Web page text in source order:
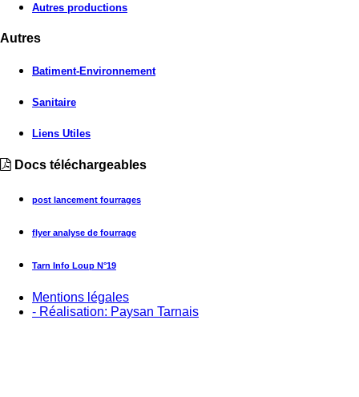
Autres productions
Autres
Batiment-Environnement
Sanitaire
Liens Utiles
Docs téléchargeables
post lancement fourrages
flyer analyse de fourrage
Tarn Info Loup N°19
Mentions légales
- Réalisation: Paysan Tarnais